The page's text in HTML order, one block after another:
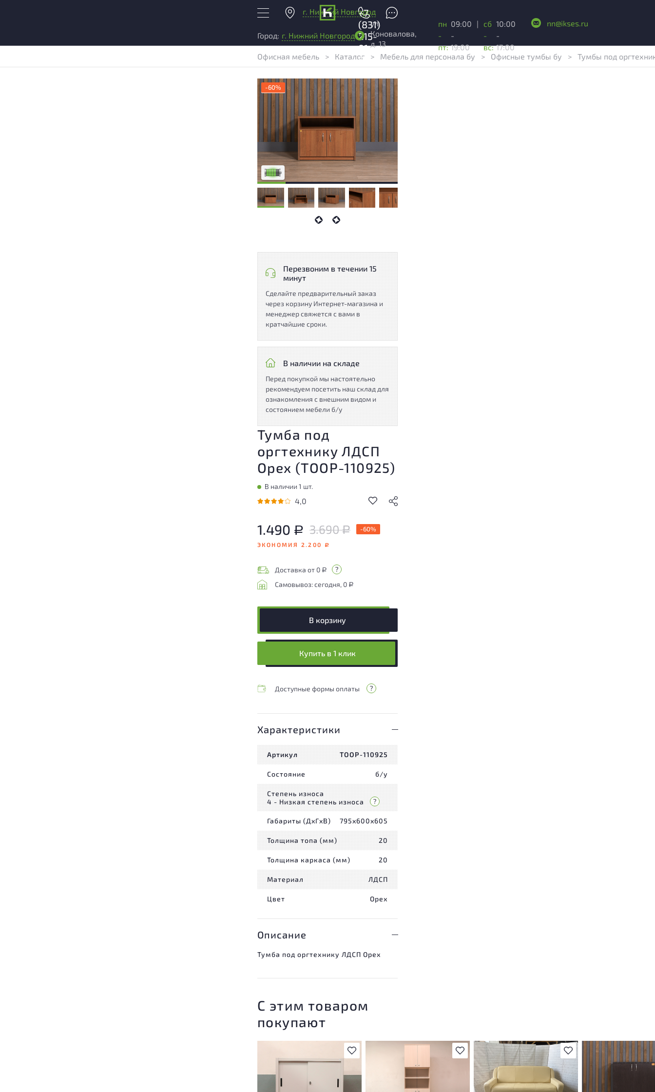
г. Нижний Новгород
+7
(831)
215-
01-
04
Город: г. Нижний Новгород
ул.
Коновалова,
д. 13
пн
-
пт:
09:00
-
19:00
|
сб
-
вс:
10:00
-
17:00
nn@ikses.ru
Офисная мебель > Каталог > Мебель для персонала бу > Офисные тумбы бу > Тумбы под
-60%
У товара присутствуют незначительные
следы эксплуатации, не влияющие на
удобство его использования
Низкая степень износа
Перезвоним в течении 15
минут
Сделайте предварительный заказ
через корзину Интернет-магазина и
менеджер свяжется с вами в
кратчайшие сроки.
В наличии на складе
Перед покупкой мы настоятельно
рекомендуем посетить наш склад для
ознакомления с внешним видом и
состоянием мебели б/у
Тумба под
оргтехнику ЛДСП
Орех (ТООР-110925)
В наличии 1 шт.
4,0
1.490 Р 3.690Р -60%
ЭКОНОМИЯ 2.200 Р
Доставка от 0 Р
Самовывоз: сегодня, 0 Р
В корзину
Купить в 1 клик
Доступные формы оплаты
Характеристики
Артикул ТООР-110925
Состояние б/у
Степень износа
4 - Низкая степень износа
Габариты (ДxГxВ) 795x600x605
Толщина топа (мм) 20
Толщина каркаса (мм) 20
Материал ЛДСП
Цвет Орех
Описание
Тумба под оргтехнику ЛДСП Орех
С этим товаром
покупают
В избранное В избранное
незначительные следы
эксплуатации, не влияющие
использования
В избранное
Степень износа находится на
стадии проверки. Вы можете
уточнить дополнительную
информацию у сотрудников
магазина
Степень износа
стадии проверки. Вы
информацию у